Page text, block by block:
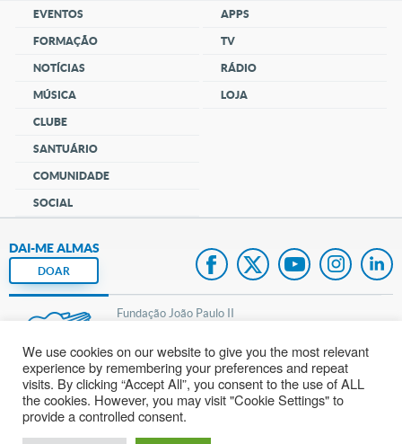
EVENTOS
FORMAÇÃO
NOTÍCIAS
MÚSICA
CLUBE
SANTUÁRIO
COMUNIDADE
SOCIAL
APPS
TV
RÁDIO
LOJA
DAI-ME ALMAS
DOAR
Fundação João Paulo II
Pedido de Oração
Mapa do site
Internacional
We use cookies on our website to give you the most relevant
experience by remembering your preferences and repeat
visits. By clicking “Accept All”, you consent to the use of ALL
the cookies. However, you may visit "Cookie Settings" to
provide a controlled consent.